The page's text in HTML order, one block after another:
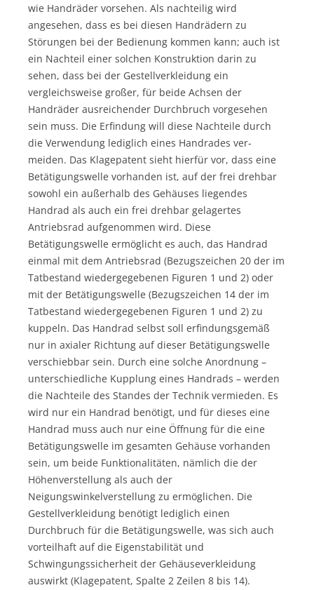
wie Handräder vorsehen. Als nachteilig wird
angesehen, dass es bei diesen Handrädern zu
Störungen bei der Bedienung kommen kann; auch ist
ein Nachteil einer solchen Konstruktion darin zu
sehen, dass bei der Gestellverkleidung ein
vergleichsweise großer, für beide Achsen der
Handräder ausreichender Durchbruch vorgesehen
sein muss. Die Erfindung will diese Nachteile durch
die Verwendung lediglich eines Handrades ver-
meiden. Das Klagepatent sieht hierfür vor, dass eine
Betätigungswelle vorhanden ist, auf der frei drehbar
sowohl ein außerhalb des Gehäuses liegendes
Handrad als auch ein frei drehbar gelagertes
Antriebsrad aufgenommen wird. Diese
Betätigungswelle ermöglicht es auch, das Handrad
einmal mit dem Antriebsrad (Bezugszeichen 20 der im
Tatbestand wiedergegebenen Figuren 1 und 2) oder
mit der Betätigungswelle (Bezugszeichen 14 der im
Tatbestand wiedergegebenen Figuren 1 und 2) zu
kuppeln. Das Handrad selbst soll erfindungsgemäß
nur in axialer Richtung auf dieser Betätigungswelle
verschiebbar sein. Durch eine solche Anordnung –
unterschiedliche Kupplung eines Handrads – werden
die Nachteile des Standes der Technik vermieden. Es
wird nur ein Handrad benötigt, und für dieses eine
Handrad muss auch nur eine Öffnung für die eine
Betätigungswelle im gesamten Gehäuse vorhanden
sein, um beide Funktionalitäten, nämlich die der
Höhenverstellung als auch der
Neigungswinkelverstellung zu ermöglichen. Die
Gestellverkleidung benötigt lediglich einen
Durchbruch für die Betätigungswelle, was sich auch
vorteilhaft auf die Eigenstabilität und
Schwingungssicherheit der Gehäuseverkleidung
auswirkt (Klagepatent, Spalte 2 Zeilen 8 bis 14).